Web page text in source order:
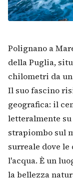
Polignano a
della Puglia,
chilometri da
Il suo fascino
geografica: il
letteralmente
strapiombo sul
surreale dove le
l'acqua. È un
la bellezza